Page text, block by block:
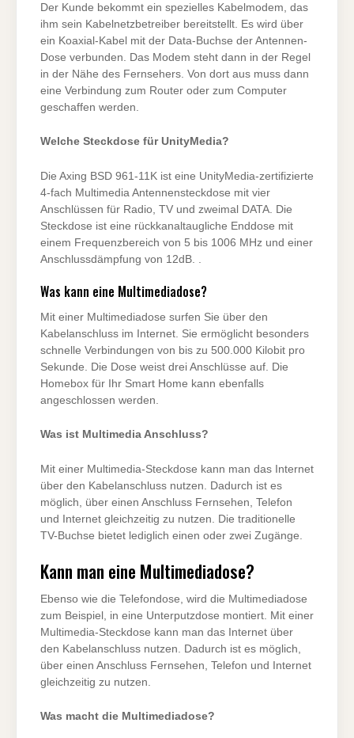
Der Kunde bekommt ein spezielles Kabelmodem, das
ihm sein Kabelnetzbetreiber bereitstellt. Es wird über
ein Koaxial-Kabel mit der Data-Buchse der Antennen-
Dose verbunden. Das Modem steht dann in der Regel
in der Nähe des Fernsehers. Von dort aus muss dann
eine Verbindung zum Router oder zum Computer
geschaffen werden.
Welche Steckdose für UnityMedia?
Die Axing BSD 961-11K ist eine UnityMedia-zertifizierte
4-fach Multimedia Antennensteckdose mit vier
Anschlüssen für Radio, TV und zweimal DATA. Die
Steckdose ist eine rückkanaltaugliche Enddose mit
einem Frequenzbereich von 5 bis 1006 MHz und einer
Anschlussdämpfung von 12dB. .
Was kann eine Multimediadose?
Mit einer Multimediadose surfen Sie über den
Kabelanschluss im Internet. Sie ermöglicht besonders
schnelle Verbindungen von bis zu 500.000 Kilobit pro
Sekunde. Die Dose weist drei Anschlüsse auf. Die
Homebox für Ihr Smart Home kann ebenfalls
angeschlossen werden.
Was ist Multimedia Anschluss?
Mit einer Multimedia-Steckdose kann man das Internet
über den Kabelanschluss nutzen. Dadurch ist es
möglich, über einen Anschluss Fernsehen, Telefon
und Internet gleichzeitig zu nutzen. Die traditionelle
TV-Buchse bietet lediglich einen oder zwei Zugänge.
Kann man eine Multimediadose?
Ebenso wie die Telefondose, wird die Multimediadose
zum Beispiel, in eine Unterputzdose montiert. Mit einer
Multimedia-Steckdose kann man das Internet über
den Kabelanschluss nutzen. Dadurch ist es möglich,
über einen Anschluss Fernsehen, Telefon und Internet
gleichzeitig zu nutzen.
Was macht die Multimediadose?